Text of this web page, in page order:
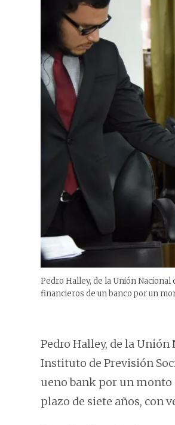
Pedro Halley, de la Unión Nacional
financieros de un banco por un
Pedro Halley, de la
Instituto de Previsión
ueno bank por un monto
plazo de siete años, con